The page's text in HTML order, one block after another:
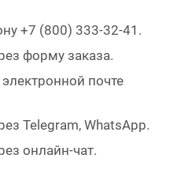
+7 (800) 333-32-41.
форму заказа.
почте
Telegram, WhatsApp.
онлайн-чат.